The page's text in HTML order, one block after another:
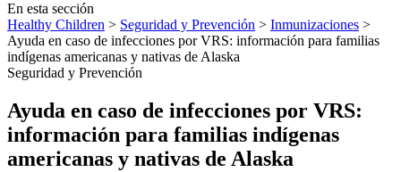
En esta sección
Healthy Children > Seguridad y Prevención > Inmunizaciones >
Ayuda en caso de infecciones por VRS: información para familias
indígenas americanas y nativas de Alaska
Seguridad y Prevención
Ayuda en caso de infecciones por VRS:
información para familias indígenas
americanas y nativas de Alaska